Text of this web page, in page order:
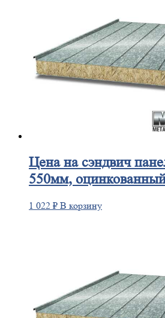
Ценана сэндвич
550мм,
1 022 ₽ В корзину